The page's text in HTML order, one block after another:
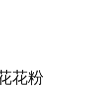
花粉